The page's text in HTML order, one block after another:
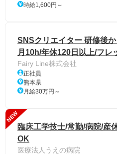
時給1,600円～
SNSクリエイター 研修後
月10h/年休120日以上/フレ
Fairy Line株式会社
正社員
熊本県
月給30万円～
NEW
臨床工学技士/常勤/病院/産
OK
医療法人うえの病院